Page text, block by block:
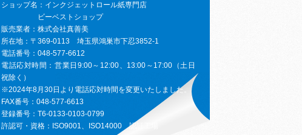
ショップ名：インクジェットロール紙専門店
ビーベストショップ
販売業者：株式会社真善美
所在地：〒369-0113 埼玉県鴻巣市下忍3852-1
電話番号：048-577-6612
電話応対時間：営業日9:00～12:00、13:00～17:00（土日
祝除く）
※2024年8月30日より電話応対時間を変更いたしました。
FAX番号：048-577-6613
登録番号：T6-0133-0103-0799
許認可・資格：ISO9001、ISO14000 認証工場